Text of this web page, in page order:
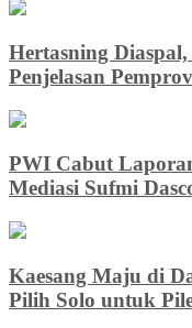
Hertasning
Penjelasan
PWI Cabut
Mediasi Sufmi
Kaesang Maju di
Pilih Solo untuk